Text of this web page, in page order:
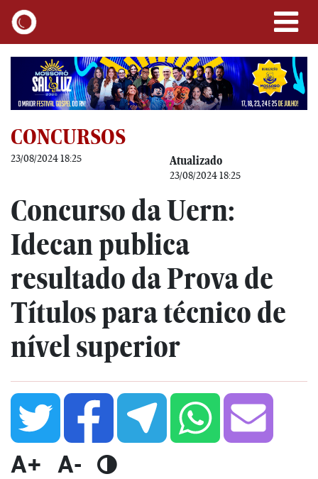
CONCURSOS
23/08/2024 18:25 Atualizado
23/08/2024 18:25
Concurso da Uern:
Idecan publica
resultado da Prova de
Títulos para técnico de
nível superior
A+ A-